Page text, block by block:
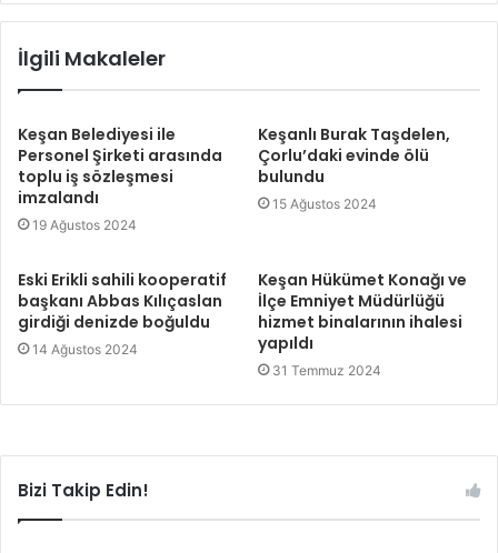
İlgili Makaleler
Keşan Belediyesi ile
Personel Şirketi arasında
toplu iş sözleşmesi
imzalandı
19 Ağustos 2024
Keşanlı Burak Taşdelen,
Çorlu’daki evinde ölü
bulundu
15 Ağustos 2024
Eski Erikli sahili kooperatif
başkanı Abbas Kılıçaslan
girdiği denizde boğuldu
14 Ağustos 2024
Keşan Hükümet Konağı ve
İlçe Emniyet Müdürlüğü
hizmet binalarının ihalesi
yapıldı
31 Temmuz 2024
Bizi Takip Edin!